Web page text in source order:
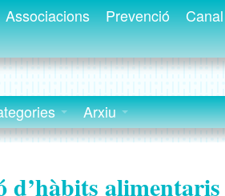
Associacions Prevenció
Arxiu
d’hàbits